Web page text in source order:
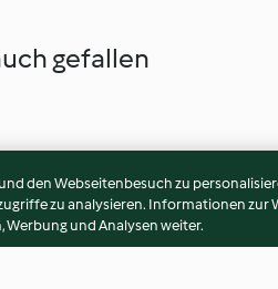
gefallen
den Webseitenbesuch zu
zu analysieren. Informationen zur
Werbung und Analysen weiter.